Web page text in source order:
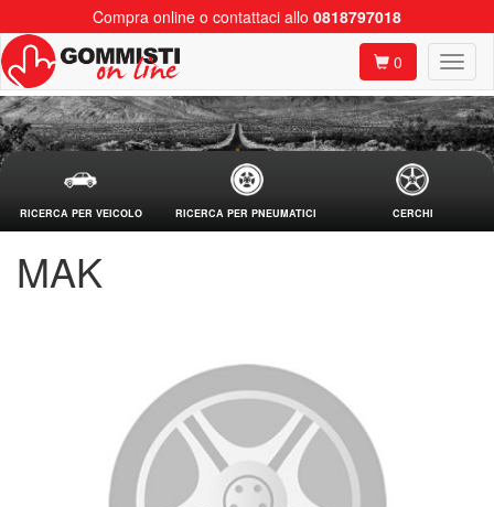
Compra online o contattaci allo 0818797018
0
RICERCA PER VEICOLO RICERCA PER PNEUMATICI CERCHI
MAK